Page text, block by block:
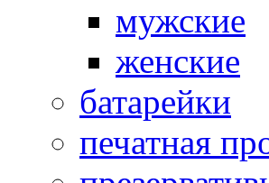
мужские
женские
батарейки
печатная